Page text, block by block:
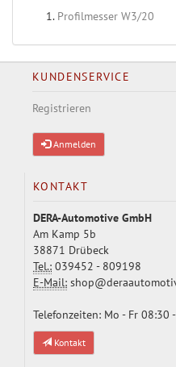
Profilmesser W3/20
KUNDENSERVICE
Registrieren
Anmelden
KONTAKT
DERA-Automotive GmbH
Am Kamp 5b
38871 Drübeck
Tel.: 039452 - 809198
E-Mail:
Telefonzeiten: Mo - Fr 08:30
Kontakt